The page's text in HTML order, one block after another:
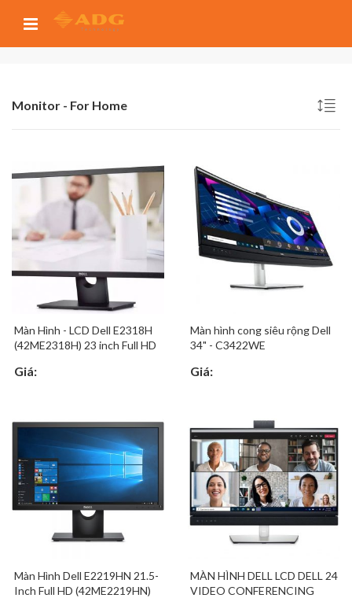
Monitor - For Home
Màn Hình - LCD Dell E2318H
(42ME2318H) 23 inch Full HD
Giá:
Màn hình cong siêu rộng Dell
34" - C3422WE
Giá:
Màn Hình Dell E2219HN 21.5-
Inch Full HD (42ME2219HN)
MÀN HÌNH DELL LCD DELL 24
VIDEO CONFERENCING